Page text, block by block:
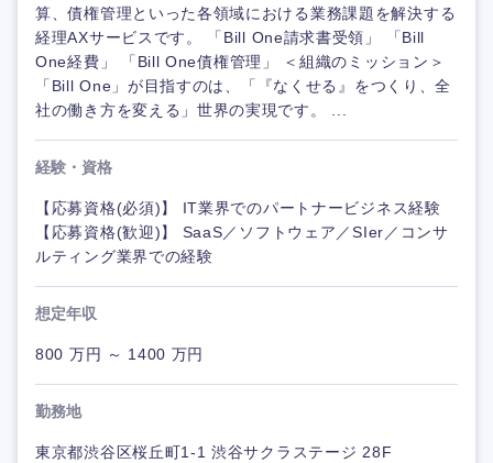
算、債権管理といった各領域における業務課題を解決する
経理AXサービスです。 「Bill One請求書受領」 「Bill
One経費」 「Bill One債権管理」 ＜組織のミッション＞
「Bill One」が目指すのは、「『なくせる』をつくり、全
社の働き方を変える」世界の実現です。 ...
経験・資格
【応募資格(必須)】 IT業界でのパートナービジネス経験
【応募資格(歓迎)】 SaaS／ソフトウェア／SIer／コンサ
ルティング業界での経験
想定年収
800 万円 ～ 1400 万円
勤務地
東京都渋谷区桜丘町1-1 渋谷サクラステージ 28F